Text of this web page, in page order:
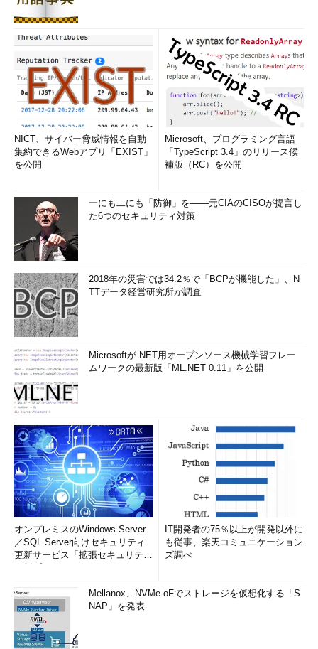
NICT、サイバー脅威情報を自動
集約できるWebアプリ「EXIST」
を公開
Microsoft、プログラミング言語
「TypeScript 3.4」のリリース候
補版（RC）を公開
一にも二にも「防御」を――元CIAのCISOが提言し
た6つのセキュリティ対策
2018年の災害では34.2％で「BCPが機能した」、N
TTデータ経営研究所が調査
Microsoftが.NET用オープンソース機械学習フレー
ムワークの最新版「ML.NET 0.11」を公開
オンプレミスのWindows Server
／SQL Server向けセキュリティ
更新サービス「拡張セキュリティ
IT開発者の75％以上が開発以外に
も従事、楽天コミュニケーション
ズ調べ
Mellanox、NVMe-oFでストレージを仮想化する「S
NAP」を発表